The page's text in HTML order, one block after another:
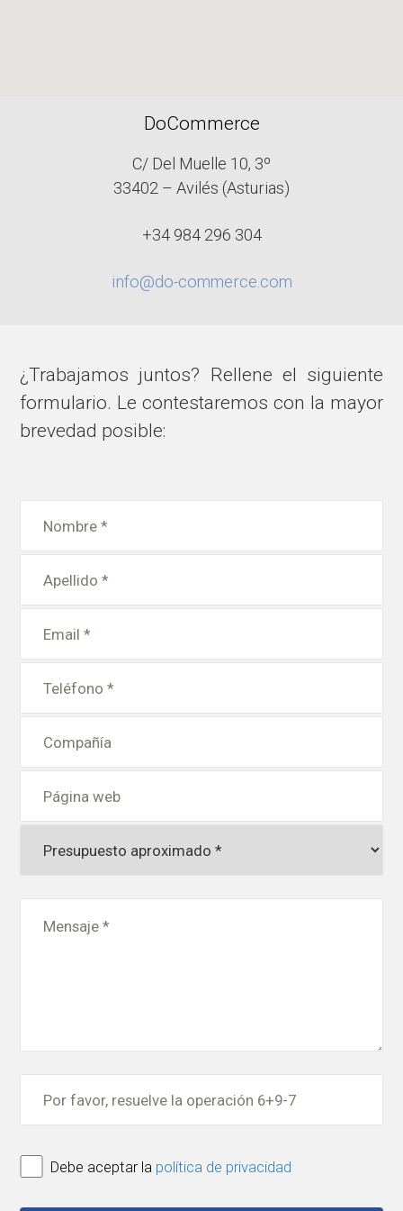
DoCommerce
C/ Del Muelle 10, 3º
33402 – Avilés (Asturias)
+34 984 296 304
info@do-commerce.com
¿Trabajamos juntos? Rellene el siguiente
formulario. Le contestaremos con la mayor
brevedad posible:
Debe aceptar la política de privacidad